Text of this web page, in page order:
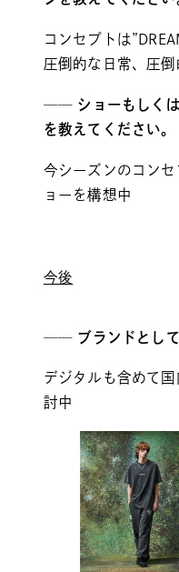
コンセプトは
圧倒的な日常、圧倒
── ショーもしくは
を教えてください。
今シーズンのコン
ョーを構想中
今後
── ブランドとして
デジタルも含めて
討中